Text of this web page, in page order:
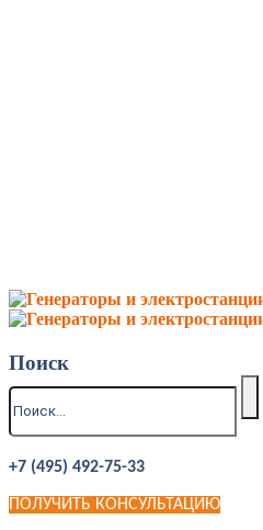
Поиск
+7 (495) 492-75-33
ПОЛУЧИТЬ КОНСУЛЬТАЦИЮ